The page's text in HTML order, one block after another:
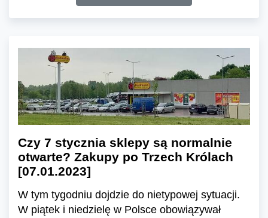
Czy 7 stycznia sklepy są normalnie
otwarte? Zakupy po Trzech Królach
[07.01.2023]
W tym tygodniu dojdzie do nietypowej sytuacji.
W piątek i niedzielę w Polsce obowiązywał